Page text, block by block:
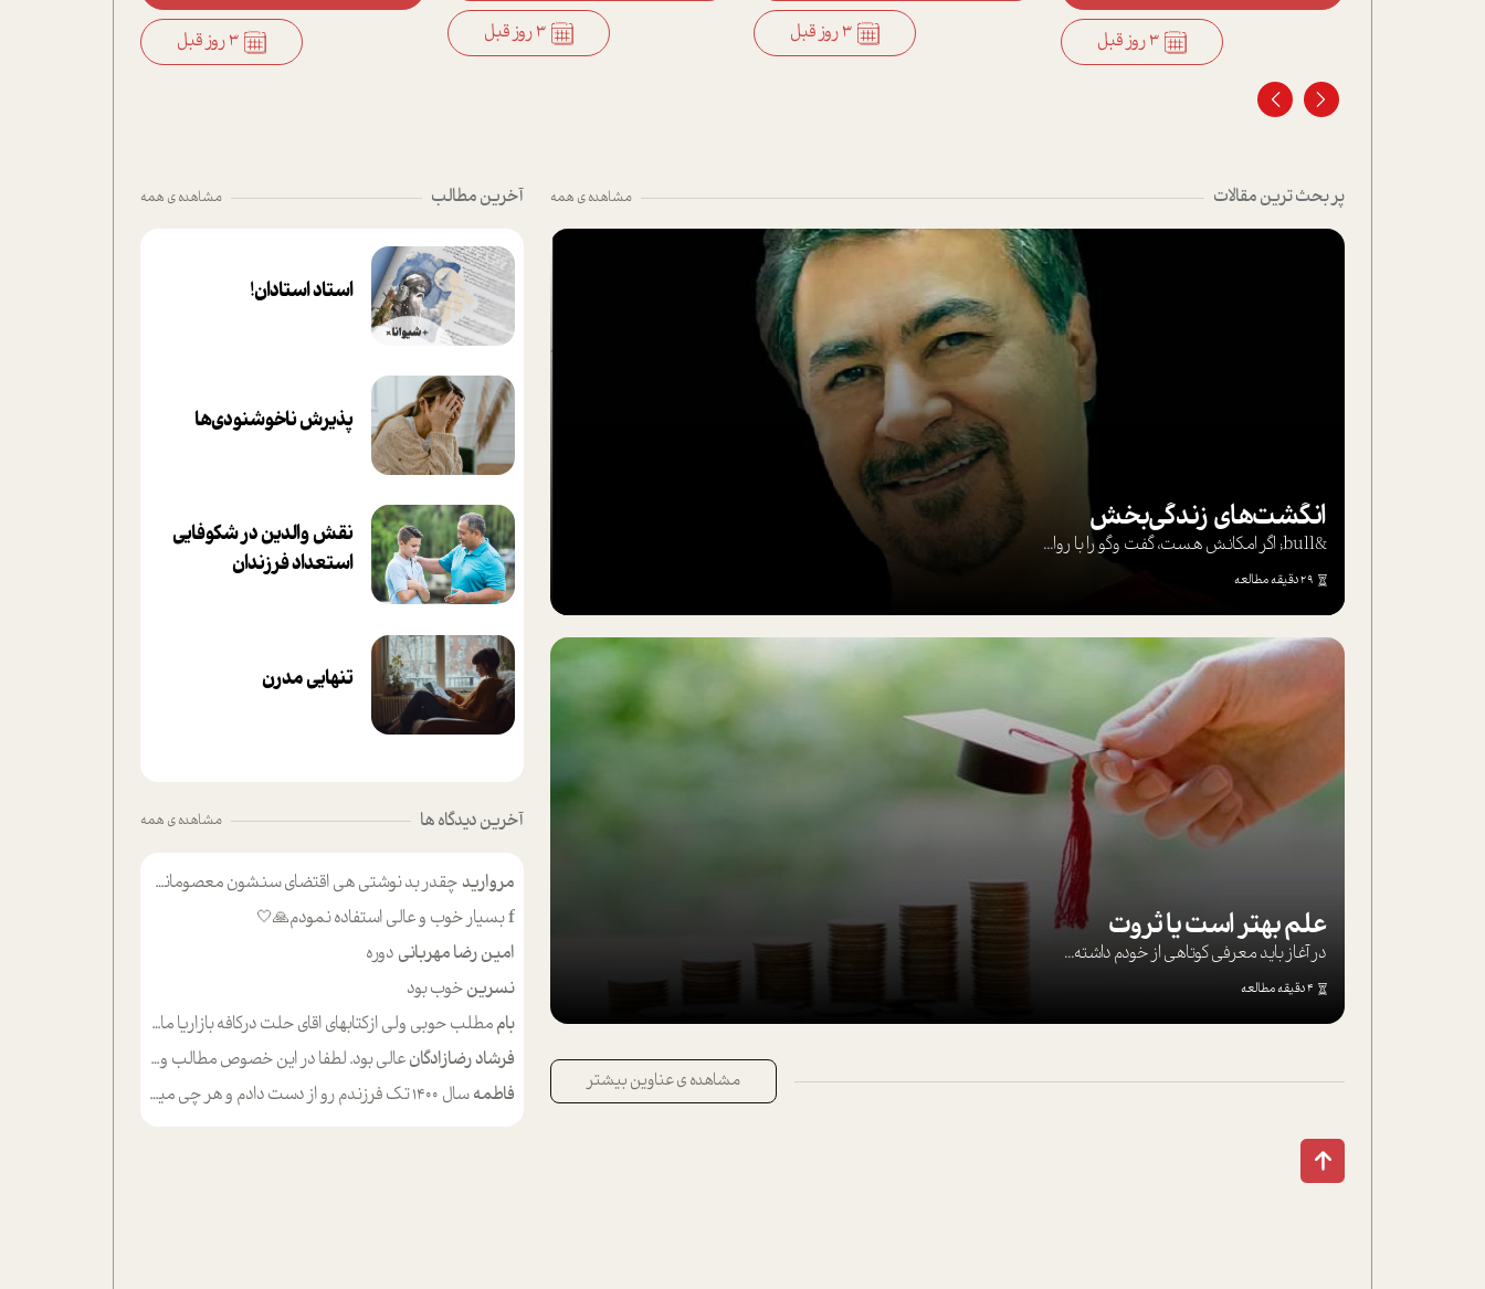
3 روز قبل 3 روز قبل 3 روز قبل 3 روز قبل
پر بحث ترین مقالات مشاهده ی همه
انگشت‌های‌ زندگی‌بخش
&bull; اگر امکانش هست، گفت وگو را با روا...
29 دقیقه مطالعه
علم بهتر است یا ثروت
در آغاز باید معرفی کوتاهی از خودم داشته...
4 دقیقه مطالعه
مشاهده ی عناوین بیشتر
آخرین مطالب مشاهده ی همه
استاد استادان!
پذیرش ناخوشنودی‌ها
نقش والدین در شکوفا‌یی
ا‌ستعداد فرزندان‌
تنهایی مدرن
آخرین دیدگاه ها مشاهده ی همه
مرواریدچقدر بد نوشتی هی اقتضای سنشون معصومانه این اون خلی؟نکنه تا چهل سالگی پوشکت میکردن و شیر میخوردی که به اینا میگی کودک
fبسیار خوب و عالی استفاده نمودم🙏🤍
امین رضا مهربانی دوره
نسرینخوب بود
باممطلب حوبی ولی ازکتابهای اقای حلت درکافه بازاریا مایکت میزاشتن رایگان خوب بود ولی هرکدام خلاصه شده ش تومجله از طریق سایت هم خوبه اینکه درزیر اخرصفحه گذاشته شده خب ادم خبره میره نصب میکنه میخونه ولی هرکسی گوشیش ظرفیتش نداره باتشکر
فرشاد رضازادگانعالی بود. لطفا در این خصوص مطالب و مثال های بیشتر ی ارایه دهید
فاطمهسال ۱۴۰۰ تک فرزندم رو از دست دادم و هر چی میگذره حالم بدتر میشه و دلتنگتر تنایی رو ترجیح دادم و معاشرت برام سخت شده